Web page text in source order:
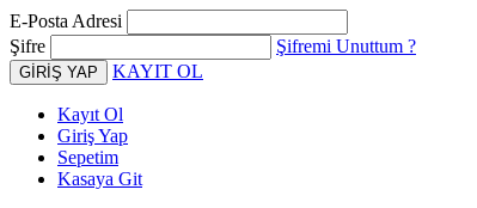
E-Posta Adresi
Şifre
Şifremi Unuttum ?
KAYIT OL
Kayıt Ol
Giriş Yap
Sepetim
Kasaya Git